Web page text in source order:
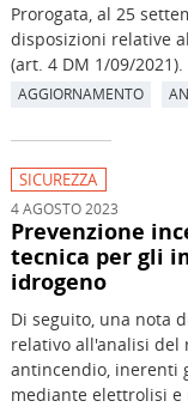
Prorogata, al 25
disposizioni relative
(art. 4 DM 1/09/2021).
AGGIORNAMENTO
SICUREZZA
4 AGOSTO 2023
Prevenzione
tecnica per gli
idrogeno
Di seguito, una nota
relativo all'analisi del
antincendio, inerenti
mediante elettrolisi e